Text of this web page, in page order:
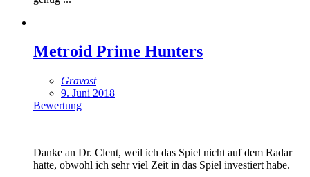
Metroid Prime Hunters
Gravost
9. Juni 2018
Bewertung
Danke an Dr. Clent, weil ich das Spiel nicht auf dem Radar
hatte, obwohl ich sehr viel Zeit in das Spiel investiert habe.